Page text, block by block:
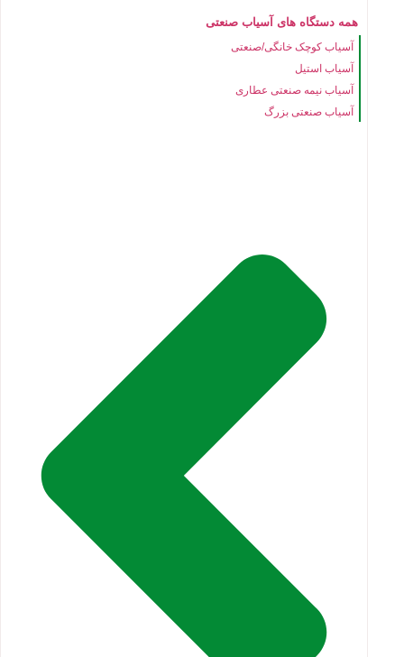
همه دستگاه های آسیاب صنعتی
آسیاب کوچک خانگی/صنعتی
آسیاب استیل
آسیاب نیمه صنعتی عطاری
آسیاب صنعتی بزرگ